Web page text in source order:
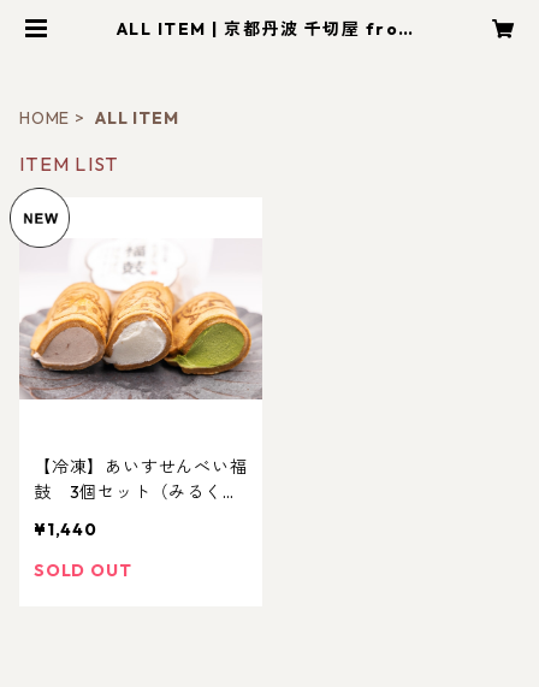
ALL ITEM | 京都丹波 千切屋 froze
HOME ALL ITEM
ITEM LIST
【冷凍】あいすせんべい福
鼓 3個セット（みるく、
つ）
¥1,440
SOLD OUT